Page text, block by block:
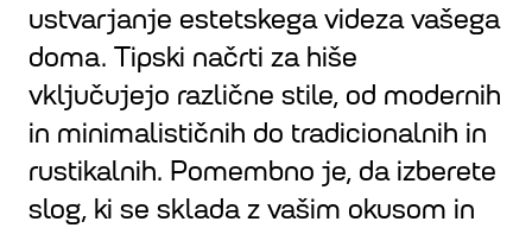
ustvarjanje estetskega videza vašega
doma. Tipski načrti za hiše
vključujejo različne stile, od modernih
in minimalističnih do tradicionalnih in
rustikalnih. Pomembno je, da izberete
slog, ki se sklada z vašim okusom in